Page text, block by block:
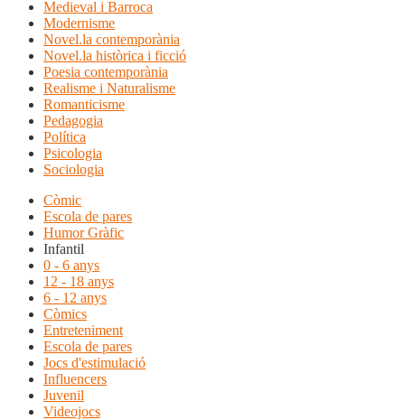
Medieval i Barroca
Modernisme
Novel.la contemporània
Novel.la històrica i ficció
Poesia contemporània
Realisme i Naturalisme
Romanticisme
Pedagogia
Política
Psicologia
Sociologia
Còmic
Escola de pares
Humor Gràfic
Infantil
0 - 6 anys
12 - 18 anys
6 - 12 anys
Còmics
Entreteniment
Escola de pares
Jocs d'estimulació
Influencers
Juvenil
Videojocs